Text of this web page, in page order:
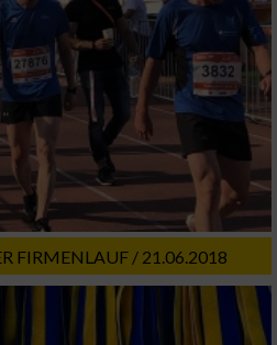
FIRMENLAUF / 21.06.2018